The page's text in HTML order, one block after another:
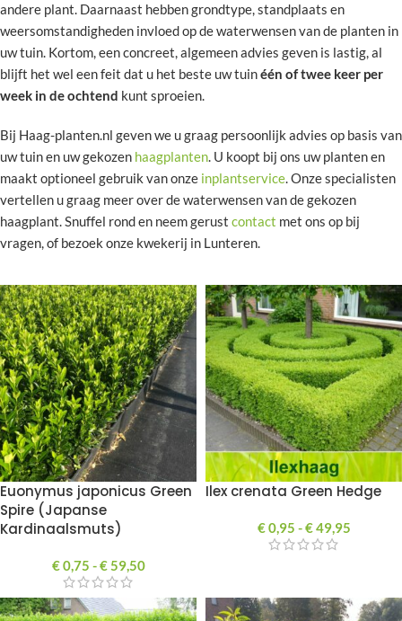
andere plant. Daarnaast hebben grondtype, standplaats en
weersomstandigheden invloed op de waterwensen van de planten in
uw tuin. Kortom, een concreet, algemeen advies geven is lastig, al
blijft het wel een feit dat u het beste uw tuinéén of twee keer per
week in de ochtend kunt sproeien.
Bij Haag-planten.nl geven we u graag persoonlijk advies op basis van
uw tuin en uw gekozen haagplanten. U koopt bij ons uw planten en
maakt optioneel gebruik van onze inplantservice. Onze specialisten
vertellen u graag meer over de waterwensen van de gekozen
haagplant. Snuffel rond en neem gerust contact met ons op bij
vragen, of bezoek onze kwekerij in Lunteren.
Euonymus japonicus Green
Spire (Japanse
Kardinaalsmuts)
€0,75 -€59,50
Ilex crenata Green Hedge
€0,95 -€49,95